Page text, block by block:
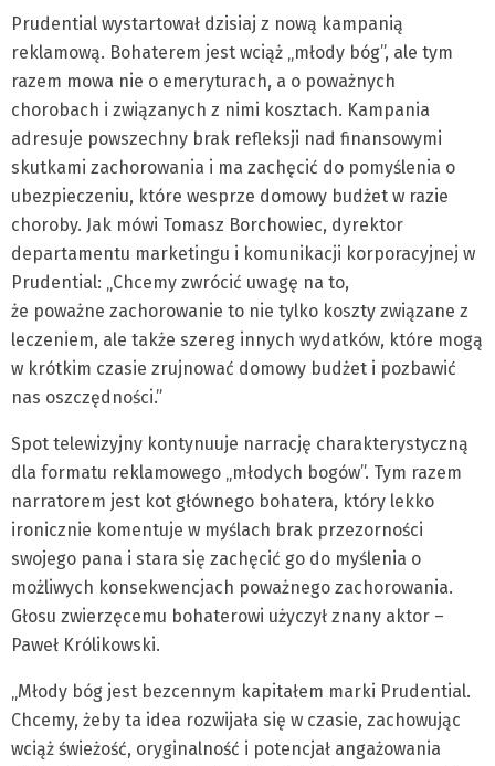
Prudential wystartował dzisiaj z nową kampanią
reklamową. Bohaterem jest wciąż „młody bóg”, ale tym
razem mowa nie o emeryturach, a o poważnych
chorobach i związanych z nimi kosztach. Kampania
adresuje powszechny brak refleksji nad finansowymi
skutkami zachorowania i ma zachęcić do pomyślenia o
ubezpieczeniu, które wesprze domowy budżet w razie
choroby. Jak mówi Tomasz Borchowiec, dyrektor
departamentu marketingu i komunikacji korporacyjnej w
Prudential: „Chcemy zwrócić uwagę na to,
że poważne zachorowanie to nie tylko koszty związane z
leczeniem, ale także szereg innych wydatków, które mogą
w krótkim czasie zrujnować domowy budżet i pozbawić
nas oszczędności.”
Spot telewizyjny kontynuuje narrację charakterystyczną
dla formatu reklamowego „młodych bogów”. Tym razem
narratorem jest kot głównego bohatera, który lekko
ironicznie komentuje w myślach brak przezorności
swojego pana i stara się zachęcić go do myślenia o
możliwych konsekwencjach poważnego zachorowania.
Głosu zwierzęcemu bohaterowi użyczył znany aktor –
Paweł Królikowski.
„Młody bóg jest bezcennym kapitałem marki Prudential.
Chcemy, żeby ta idea rozwijała się w czasie, zachowując
wciąż świeżość, oryginalność i potencjał angażowania